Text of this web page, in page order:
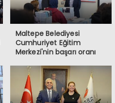
Maltepe Belediyesi
Cumhuriyet Eğitim
Merkezi'nin başarı oranı